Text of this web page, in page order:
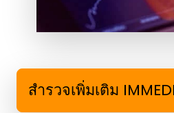
สํารวจเพิ่มเติม